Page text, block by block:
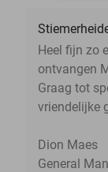
Heel fijn zo
ontvangen
Graag tot
vriendelijke
Dion Maes
General